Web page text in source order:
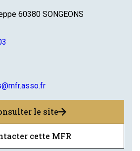
60380 SONGEONS
le site
cette MFR